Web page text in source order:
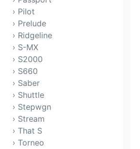
› Pilot
› Prelude
› Ridgeline
› S-MX
› S2000
› S660
› Saber
› Shuttle
› Stepwgn
› Stream
› That S
› Torneo